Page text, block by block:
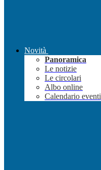
Novità
Panoramica
Le notizie
Le circolari
Albo online
Calendario eventi